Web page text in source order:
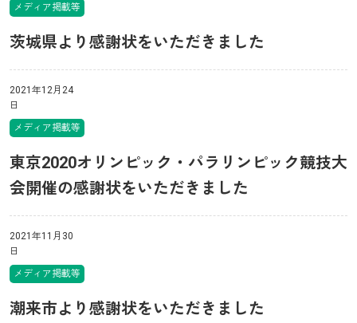
茨城県より感謝状をいただきました
メディア掲載等
東京2020オリンピック・パラリンピック競技大
会開催の感謝状をいただきました
2021年12月24
日
メディア掲載等
潮来市より感謝状をいただきました
2021年11月30
日
メディア掲載等